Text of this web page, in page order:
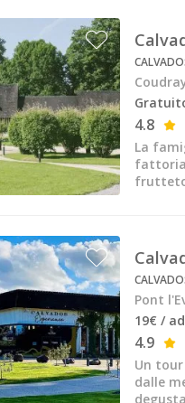
degustazioni vini Sud
degustazioni vini Valle
degustazioni vini Valle
degustazioni vini
degustazioni vini
degustazioni vini
degustazioni
degustazioni vini Nizza
degustazioni
degustazioni vini Saint
4.8
La
fattoria
Pont
19€ /
4.9
Un
dalle